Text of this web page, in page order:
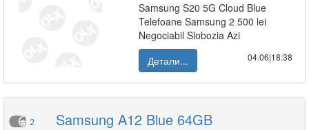
Samsung S20 5G Cloud Blue
Telefoane Samsung 2 500 lei
Negociabil Slobozia Azi
Детали...
04.06|18:38
2 Samsung A12 Blue 64GB